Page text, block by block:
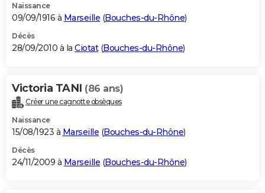
Naissance
09/09/1916 à Marseille (Bouches-du-Rhône)
Décès
28/09/2010 à la Ciotat(Bouches-du-Rhône)
Victoria TANI (86 ans)
Créer une cagnotte obsèques
Naissance
15/08/1923 à Marseille (Bouches-du-Rhône)
Décès
24/11/2009 à Marseille (Bouches-du-Rhône)